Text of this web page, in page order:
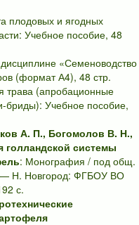
плодовых и ягодных
Учебное пособие, 48
«Семеноводство
(формат А4), 48 стр.
трава (апробационные
бриды): Учебное пособие,
А. П., Богомолов В. Н.,
системы
: Монография / под общ.
— Н. Новгород: ФГБОУ ВО
с.